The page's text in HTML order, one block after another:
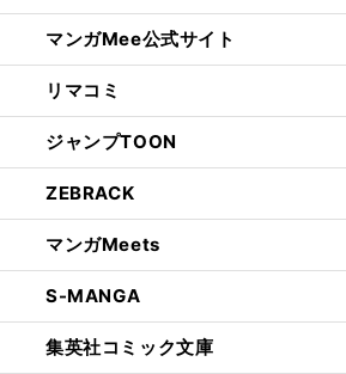
マンガMee公式サイト
リマコミ
ジャンプTOON
ZEBRACK
マンガMeets
S-MANGA
集英社コミック文庫